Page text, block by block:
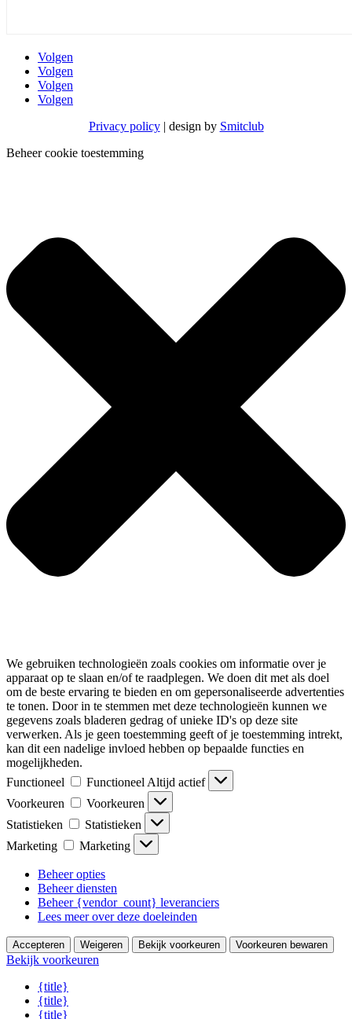
Volgen
Volgen
Volgen
Volgen
Privacy policy| design by Smitclub
Beheer cookie toestemming
We gebruiken technologieën zoals cookies om informatie over je
apparaat op te slaan en/of te raadplegen. We doen dit met als doel
om de beste ervaring te bieden en om gepersonaliseerde advertenties
te tonen. Door in te stemmen met deze technologieën kunnen we
gegevens zoals bladeren gedrag of unieke ID's op deze site
verwerken. Als je geen toestemming geeft of je toestemming intrekt,
kan dit een nadelige invloed hebben op bepaalde functies en
mogelijkheden.
Functioneel
FunctioneelAltijd actief
Voorkeuren
Voorkeuren
Statistieken
Statistieken
Marketing
Marketing
Beheer opties
Beheer diensten
Beheer {vendor_count} leveranciers
Lees meer over deze doeleinden
Accepteren Weigeren Bekijk voorkeuren Voorkeuren bewaren
Bekijk voorkeuren
{title}
{title}
{title}